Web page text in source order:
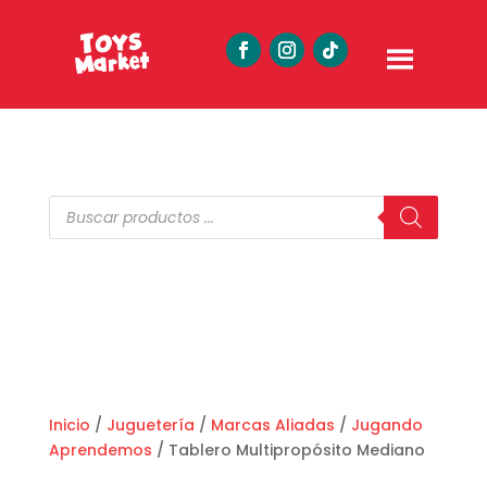
Búsqueda
de
productos
Inicio / Juguetería / Marcas Aliadas / Jugando
Aprendemos / Tablero Multipropósito Mediano